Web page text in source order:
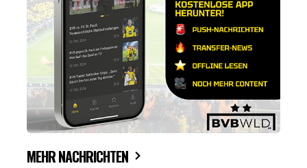
MEHR NACHRICHTEN